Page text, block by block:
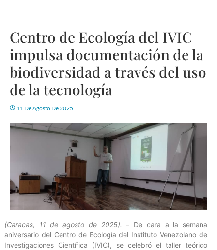
Centro de Ecología del IVIC
impulsa documentación de la
biodiversidad a través del uso
de la tecnología
11 De Agosto De 2025
(Caracas, 11 de agosto de 2025). – De cara a la semana
aniversario del Centro de Ecología del Instituto Venezolano de
Investigaciones Científica (IVIC), se celebró el taller teórico